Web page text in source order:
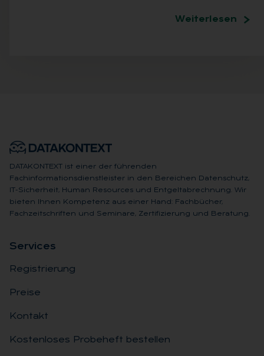
Weiterlesen
DATAKONTEXT ist einer der führenden
Fachinformationsdienstleister in den Bereichen Datenschutz,
IT-Sicherheit, Human Resources und Entgeltabrechnung. Wir
bieten Ihnen Kompetenz aus einer Hand: Fachbücher,
Fachzeitschriften und Seminare, Zertifizierung und Beratung.
Ser­vices
Registrierung
Preise
Kontakt
Kostenloses Probeheft bestellen